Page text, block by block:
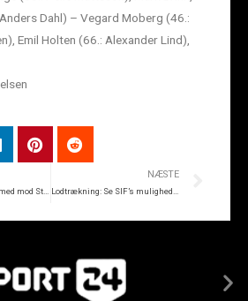
Dahl) – Vegard Moberg (46.:
Emil Holten (66.: Alexander Lind),
Hele SIF-styrken er med mod St. Restrup IF
NÆSTE
Lodtrækning: Se SIF’s muligheder i Sydbank Pokalen